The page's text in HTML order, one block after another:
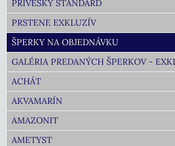
PRÍVESKY ŠTANDARD
PRSTENE EXKLUZÍV
ŠPERKY NA OBJEDNÁVKU
GALÉRIA PREDANÝCH ŠPERKOV -
ACHÁT
AKVAMARÍN
AMAZONIT
AMETYST